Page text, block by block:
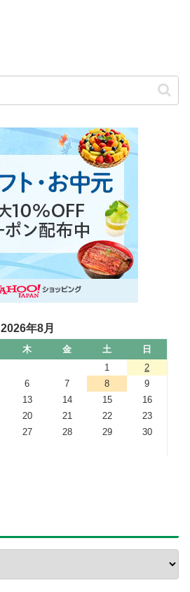
2026年8月
木 金 土
日
1
2
6 7 8
9
13 14 15
16
20 21 22
23
27 28 29
30